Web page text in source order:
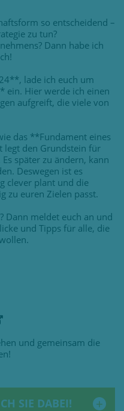
so entscheidend –
zu tun?
Dann habe ich
lade ich euch um
ein. Hier werde ich einen
aufgreift, die viele von
das **Fundament eines
legt den Grundstein für
später zu ändern, kann
Deswegen ist es
clever plant und die
zu euren Zielen passt.
Dann meldet euch an und
und Tipps für alle, die
und gemeinsam die
SIE DABEI!